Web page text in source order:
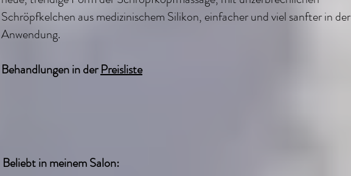
Schröpfkelchen aus medizinischem Silikon, einfacher und viel sanfter in der
Anwendung.
Behandlungen in derPreisliste
Beliebt in meinem Salon: